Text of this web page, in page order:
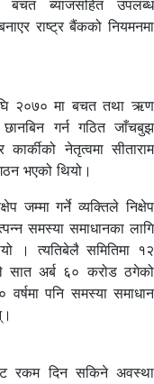
बचत ब्याजसहित उपलब्ध
राष्ट्र बैंकको नियमनमा
२०७० मा बचत तथा ऋण
गर्न गठित जाँचबुझ
नेतृत्वमा सीताराम
भएको थियो।
जम्मा गर्ने व्यक्तिले निक्षेप
समस्या समाधानका लागि
। त्यतिबेलै समितिमा १२
सात अर्ब ६० करोड ठगेको
पनि समस्या समाधान
रकम दिन सकिने अवस्था